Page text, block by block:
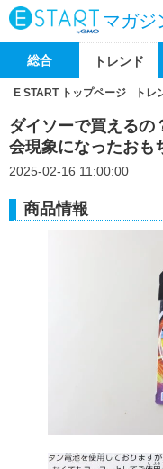
マガジ
総合 トレンド
E START トップページ トレ
ダイソーで買えるの
会現象になったおも
2025-02-16 11:00:00
商品情報